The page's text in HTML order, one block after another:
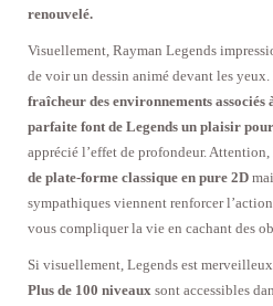
renouvelé.
Visuellement, Rayman Legends
de voir un dessin animé devant les yeux.
fraîcheur des environnements
parfaite font de Legends un plaisir
apprécié l’effet de profondeur.
de plate-forme classique en pure 2D
sympathiques viennent renforcer
vous compliquer la vie en cachant des
Si visuellement, Legends est
Plus de 100 niveaux sont accessibles